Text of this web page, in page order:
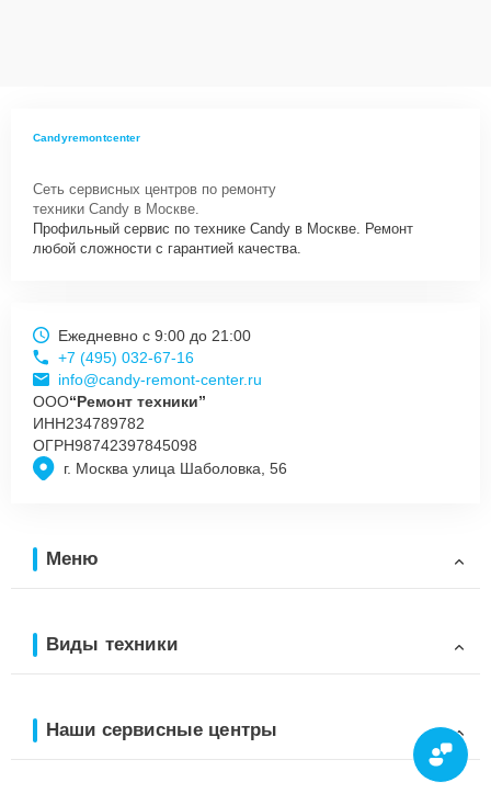
Candyremontcenter
Сеть сервисных центров по ремонту
техники Candy в Москве.
Профильный сервис по технике Candy в Москве. Ремонт
любой сложности с гарантией качества.
г. Москва улица Шаболовка, 56
Ежедневно с 9:00 до 21:00
+7 (495) 032-67-16
info@candy-remont-center.ru
ООО“Ремонт техники”
ИНН234789782
ОГРН98742397845098
Меню
Виды техники
Наши сервисные центры